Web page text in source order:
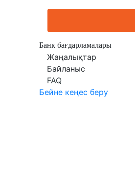
Банк бағдарламалары
Жаңалықтар
Байланыс
FAQ
Бейне кеңес беру